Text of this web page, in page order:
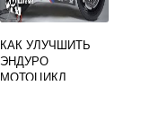
КАК УЛУЧШИТЬ
ЭНДУРО
МОТОЦИКЛ